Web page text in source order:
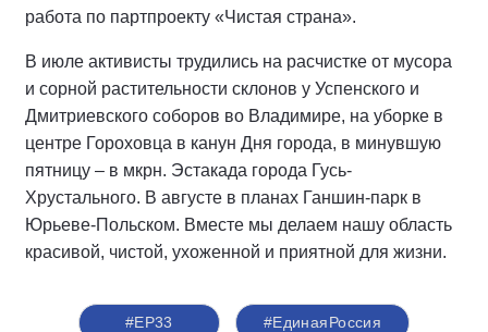
работа по партпроекту «Чистая страна».
В июле активисты трудились на расчистке от мусора
и сорной растительности склонов у Успенского и
Дмитриевского соборов во Владимире, на уборке в
центре Гороховца в канун Дня города, в минувшую
пятницу – в мкрн. Эстакада города Гусь-
Хрустального. В августе в планах Ганшин-парк в
Юрьеве-Польском. Вместе мы делаем нашу область
красивой, чистой, ухоженной и приятной для жизни.
#ЕР33 #‎ЕдинаяРоссия